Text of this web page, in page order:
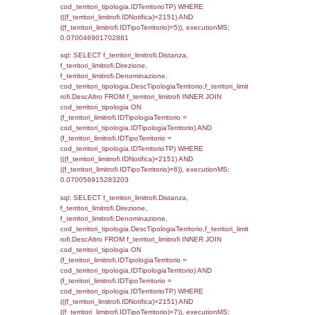
WHERE (((d3_ispezioni.IDNotifica)=2151)),
0.00063514709472656
FROM f_confini_stato INNER JOIN
f_confini_stato.IDStato = el_nazioni.IDStato
f_confini_stato.IDNotifica = 2151;,
0.00044989585876465
sql: SELECT el_regioni.Regione,
el_comuni.Comune,
f_confini INNER JOIN ((el_comuni INNER
ON el_comuni.IstProvincia =
INNER JOIN el_regioni ON
el_regioni.IstRegione) ON
el_comuni.IstComune WHERE
(((f_confini.IDNotifica)=2151));,
0.00051593780517578
sql: SELECT
SEPARATOR '; ') AS DescAltro,